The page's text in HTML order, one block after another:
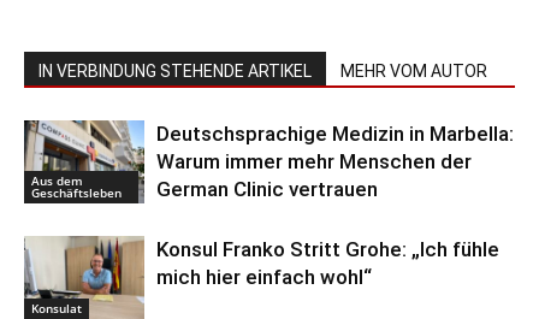
IN VERBINDUNG STEHENDE ARTIKEL MEHR VOM AUTOR
Aus dem
Geschäftsleben
Deutschsprachige Medizin in Marbella:
Warum immer mehr Menschen der
German Clinic vertrauen
Konsulat
Konsul Franko Stritt Grohe: „Ich fühle
mich hier einfach wohl“